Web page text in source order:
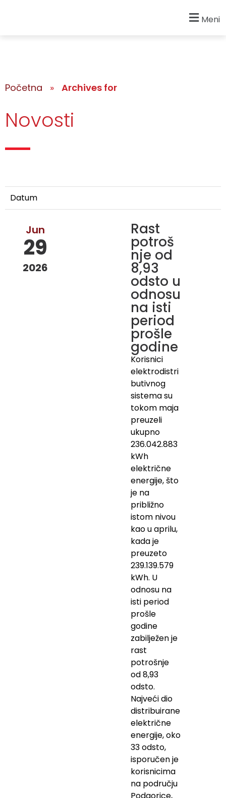
Meni
Početna » Archives for
Novosti
Datum
Jun
29
2026
Rast
potroš
nje od
8,93
odsto u
odnosu
na isti
period
prošle
godine
Korisnici
elektrodistri
butivnog
sistema su
tokom maja
preuzeli
ukupno
236.042.883
kWh
električne
energije, što
je na
približno
istom nivou
kao u aprilu,
kada je
preuzeto
239.139.579
kWh. U
odnosu na
isti period
prošle
godine
zabilježen je
rast
potrošnje
od 8,93
odsto.
Najveći dio
distribuirane
električne
energije, oko
33 odsto,
isporučen je
korisnicima
na području